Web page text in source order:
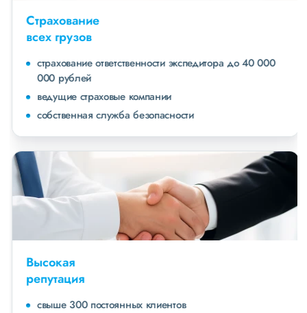
Страхование
всех грузов
страхование ответственности экспедитора до 40 000
000 рублей
ведущие страховые компании
собственная служба безопасности
Высокая
репутация
свыше 300 постоянных клиентов